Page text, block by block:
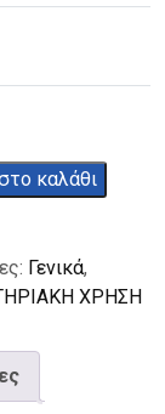
καλάθι
Γενικά,
ΧΡΗΣΗ